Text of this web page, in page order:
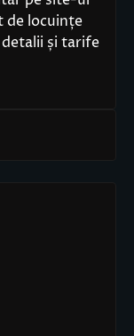
de locuințe
și tarife